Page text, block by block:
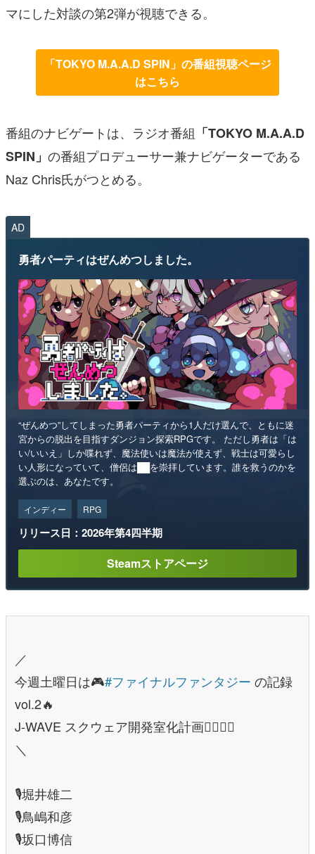
マにした対談の第2弾が視聴できる。
「TOKYO M.A.A.D SPIN」の番組視聴ページ
はこちら
番組のナビゲートは、ラジオ番組 「TOKYO M.A.A.D
SPIN」 の番組プロデューサー兼ナビゲーターである
Naz Chris氏がつとめる。
AD
勇者パーティはぜんめつしました。
“ぜんめつ”してしまった勇者パーティから1人だけ選んで、ともに迷
宮からの脱出を目指すダンジョン探索RPGです。 ただし勇者は「は
い/いいえ」しか喋れず、魔法使いは魔法が使えず、戦士は可愛らし
い人形になっていて、僧侶は██を崇拝しています。誰を救うのかを
選ぶのは、あなたです。
インディー RPG
リリース日：2026年第4四半期
Steamストアページ
／
今週土曜日は🎮#ファイナルファンタジー の記録
vol.2🔥
J-WAVE スクウェア開発室化計画🧑‍⚕️👩‍⚕️
＼
🎙️堀井雄二
🎙️鳥嶋和彦
🎙️坂口博信